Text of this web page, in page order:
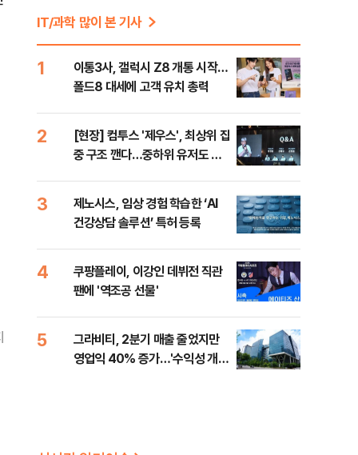
IT/과학 많이 본 기사
1
이통3사, 갤럭시 Z8 개통 시작…
폴드8 대세에 고객 유치 총력
2
[현장] 컴투스 '제우스', 최상위 집
중 구조 깬다…중하위 유저도 품
3
제노시스, 임상 경험 학습한 ‘AI
건강상담 솔루션’ 특허 등록
4
쿠팡플레이, 이강인 데뷔전 직관
팬에 '역조공 선물'
5
그라비티, 2분기 매출 줄었지만
영업익 40% 증가…'수익성 개